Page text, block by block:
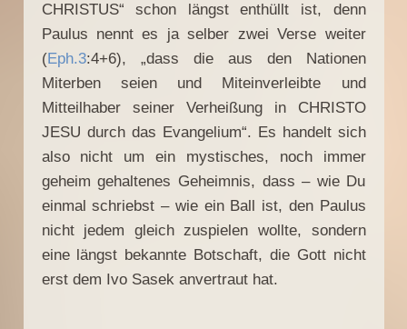
CHRISTUS“ schon längst enthüllt ist, denn
Paulus nennt es ja selber zwei Verse weiter
(Eph.3:4+6), „dass die aus den Nationen
Miterben seien und Miteinverleibte und
Mitteilhaber seiner Verheißung in CHRISTO
JESU durch das Evangelium“. Es handelt sich
also nicht um ein mystisches, noch immer
geheim gehaltenes Geheimnis, dass – wie Du
einmal schriebst – wie ein Ball ist, den Paulus
nicht jedem gleich zuspielen wollte, sondern
eine längst bekannte Botschaft, die Gott nicht
erst dem Ivo Sasek anvertraut hat.